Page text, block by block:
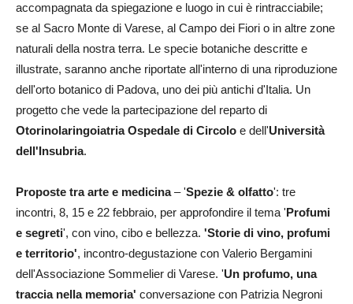
accompagnata da spiegazione e luogo in cui è rintracciabile;
se al Sacro Monte di Varese, al Campo dei Fiori o in altre zone
naturali della nostra terra. Le specie botaniche descritte e
illustrate, saranno anche riportate all'interno di una riproduzione
dell'orto botanico di Padova, uno dei più antichi d'Italia. Un
progetto che vede la partecipazione del reparto di
Otorinolaringoiatria Ospedale di Circolo e dell'Università
dell'Insubria.
Proposte tra arte e medicina– 'Spezie & olfatto': tre
incontri, 8, 15 e 22 febbraio, per approfondire il tema 'Profumi
e segreti', con vino, cibo e bellezza. 'Storie di vino, profumi
e territorio', incontro-degustazione con Valerio Bergamini
dell'Associazione Sommelier di Varese. 'Un profumo, una
traccia nella memoria' conversazione con Patrizia Negroni